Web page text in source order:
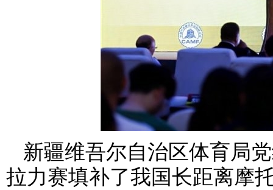
新疆维吾尔自治区体育局
拉力赛填补了我国长距离摩